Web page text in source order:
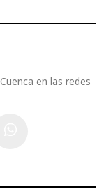
en las redes